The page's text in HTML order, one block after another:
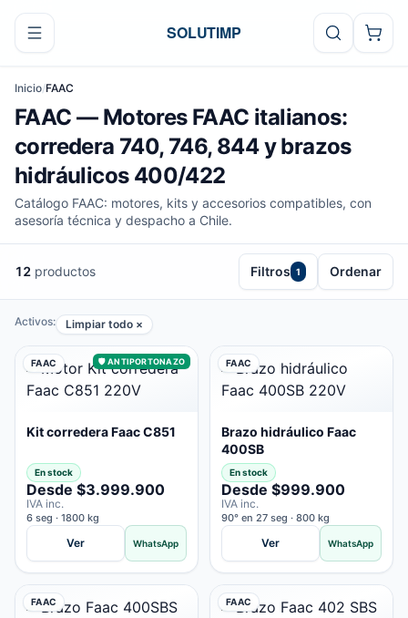
Ir al contenido
SOLUTIMP
Inicio/FAAC
FAAC — Motores FAAC italianos:
corredera 740, 746, 844 y brazos
hidráulicos 400/422
Catálogo FAAC: motores, kits y accesorios compatibles, con
asesoría técnica y despacho a Chile.
12 productos Filtros 1 Ordenar
Activos: Limpiar todo ×
🛡️ ANTIPORTONAZO
FAAC
Kit corredera Faac C851
En stock
Desde $3.999.900
IVA inc.
6 seg · 1800 kg
Ver WhatsApp
FAAC
Brazo hidráulico Faac
400SB
En stock
Desde $999.900
IVA inc.
90° en 27 seg · 800 kg
Ver WhatsApp
FAAC FAAC